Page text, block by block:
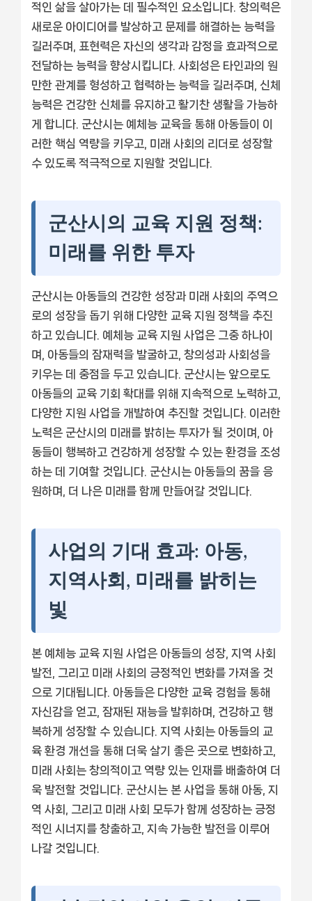
적인 삶을 살아가는 데 필수적인 요소입니다. 창의력은
새로운 아이디어를 발상하고 문제를 해결하는 능력을
길러주며, 표현력은 자신의 생각과 감정을 효과적으로
전달하는 능력을 향상시킵니다. 사회성은 타인과의 원
만한 관계를 형성하고 협력하는 능력을 길러주며, 신체
능력은 건강한 신체를 유지하고 활기찬 생활을 가능하
게 합니다. 군산시는 예체능 교육을 통해 아동들이 이
러한 핵심 역량을 키우고, 미래 사회의 리더로 성장할
수 있도록 적극적으로 지원할 것입니다.
군산시의 교육 지원 정책:
미래를 위한 투자
군산시는 아동들의 건강한 성장과 미래 사회의 주역으
로의 성장을 돕기 위해 다양한 교육 지원 정책을 추진
하고 있습니다. 예체능 교육 지원 사업은 그중 하나이
며, 아동들의 잠재력을 발굴하고, 창의성과 사회성을
키우는 데 중점을 두고 있습니다. 군산시는 앞으로도
아동들의 교육 기회 확대를 위해 지속적으로 노력하고,
다양한 지원 사업을 개발하여 추진할 것입니다. 이러한
노력은 군산시의 미래를 밝히는 투자가 될 것이며, 아
동들이 행복하고 건강하게 성장할 수 있는 환경을 조성
하는 데 기여할 것입니다. 군산시는 아동들의 꿈을 응
원하며, 더 나은 미래를 함께 만들어갈 것입니다.
사업의 기대 효과: 아동,
지역사회, 미래를 밝히는
빛
본 예체능 교육 지원 사업은 아동들의 성장, 지역 사회
발전, 그리고 미래 사회의 긍정적인 변화를 가져올 것
으로 기대됩니다. 아동들은 다양한 교육 경험을 통해
자신감을 얻고, 잠재된 재능을 발휘하며, 건강하고 행
복하게 성장할 수 있습니다. 지역 사회는 아동들의 교
육 환경 개선을 통해 더욱 살기 좋은 곳으로 변화하고,
미래 사회는 창의적이고 역량 있는 인재를 배출하여 더
욱 발전할 것입니다. 군산시는 본 사업을 통해 아동, 지
역 사회, 그리고 미래 사회 모두가 함께 성장하는 긍정
적인 시너지를 창출하고, 지속 가능한 발전을 이루어
나갈 것입니다.